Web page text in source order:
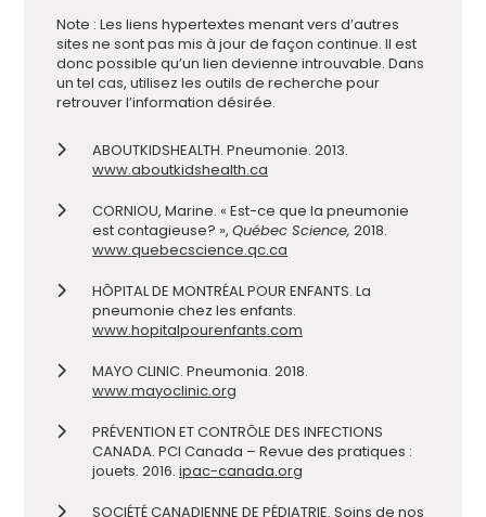
Note : Les liens hypertextes menant vers d’autres
sites ne sont pas mis à jour de façon continue. Il est
donc possible qu’un lien devienne introuvable. Dans
un tel cas, utilisez les outils de recherche pour
retrouver l’information désirée.
ABOUTKIDSHEALTH. Pneumonie. 2013.
www.aboutkidshealth.ca
CORNIOU, Marine. « Est-ce que la pneumonie
est contagieuse? », Québec Science, 2018.
www.quebecscience.qc.ca
HÔPITAL DE MONTRÉAL POUR ENFANTS. La
pneumonie chez les enfants.
www.hopitalpourenfants.com
MAYO CLINIC. Pneumonia. 2018.
www.mayoclinic.org
PRÉVENTION ET CONTRÔLE DES INFECTIONS
CANADA. PCI Canada – Revue des pratiques :
jouets. 2016. ipac-canada.org
SOCIÉTÉ CANADIENNE DE PÉDIATRIE. Soins de nos